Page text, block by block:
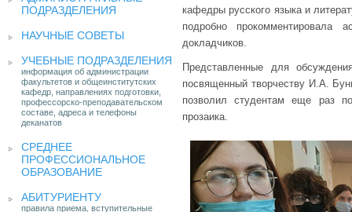
ПОДРАЗДЕЛЕНИЯ
НАУЧНЫЕ СОВЕТЫ
УЧЕБНЫЕ ПОДРАЗДЕЛЕНИЯ
информация об администрации
факультетов и общеинститутских
кафедр, направлениях подготовки,
профессорско-преподавательском
составе, адреса и телефоны
деканатов
СРЕДНЕЕ
ПРОФЕССИОНАЛЬНОЕ
ОБРАЗОВАНИЕ
АБИТУРИЕНТУ
правила приема, вступительные
кафедры русского языка и
подробно прокомментировала
докладчиков.
Представленные для
посвященный творчеству И.А.
позволил студентам еще раз
прозаика.